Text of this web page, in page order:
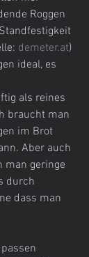
Roggen
demeter.at)
ideal, es
braucht man
im Brot
Aber auch
man geringe
durch
dass man